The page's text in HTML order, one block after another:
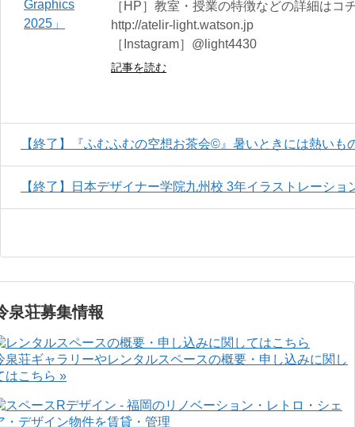
［HP］教室・授業の特徴などの詳細はコ
http://atelir-light.watson.jp
［Instagram］@light4430
記事を読む
【終了】『ふむふむの空想お茶会©』暑いときには熱い
【終了】日本デザイナー学院九州校 3年イラストレーシ
泉荘募集情報
泉荘ギャラリーやレンタルスペースの概要・申し込みに関し
はこちら »